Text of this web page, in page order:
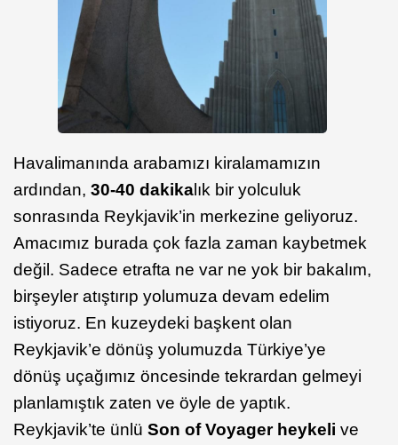
Havalimanında arabamızı kiralamamızın
ardından, 30-40 dakikalık bir yolculuk
sonrasında Reykjavik’in merkezine geliyoruz.
Amacımız burada çok fazla zaman kaybetmek
değil. Sadece etrafta ne var ne yok bir bakalım,
birşeyler atıştırıp yolumuza devam edelim
istiyoruz. En kuzeydeki başkent olan
Reykjavik’e dönüş yolumuzda Türkiye’ye
dönüş uçağımız öncesinde tekrardan gelmeyi
planlamıştık zaten ve öyle de yaptık.
Reykjavik’te ünlü Son of Voyager heykeli ve